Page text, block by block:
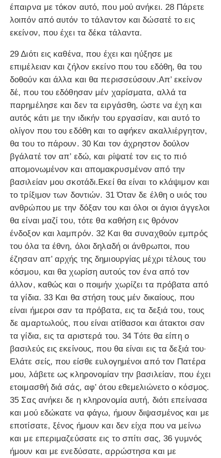
έπαιρνα με τόκον αυτό, που μού ανήκει. 28 Πάρετε
λοιπόν από αυτόν το τάλαντον και δώσατέ το εις
εκείνον, που έχει τα δέκα τάλαντα.
29 Διότι εις καθένα, που έχει και ηύξησε με
επιμέλειαν και ζήλον εκείνο που του εδόθη, θα του
δοθούν και άλλα και θα περισσεύσουν.Απ’ εκείνον
δέ, που του εδόθησαν μέν χαρίσματα, αλλά τα
παρημέλησε και δεν τα ειργάσθη, ώστε να έχη και
αυτός κάτι με την ιδικήν του εργασίαν, και αυτό το
ολίγον που του εδόθη και το αφήκεν ακαλλιέργητον,
θα του το πάρουν. 30 Και τον άχρηστον δούλον
βγάλατέ τον απ’ εδώ, και ρίψατέ τον εις το πιό
απομονωμένον και απομακρυσμένον από την
βασιλείαν μου σκοτάδι.Εκεί θα είναι το κλάψιμον και
το τρίξιμον των δοντιών. 31 Όταν δε έλθη ο υιός του
ανθρώπου με την δόξαν του και όλοι οι άγιοι άγγελοι
θα είναι μαζί του, τότε θα καθήση εις θρόνον
ένδοξον και λαμπρόν. 32 Και θα συναχθούν εμπρός
του όλα τα έθνη, όλοι δηλαδή οι άνθρωποι, που
έζησαν απ’ αρχής της δημιουργίας μέχρι τέλους του
κόσμου, και θα χωρίση αυτούς τον ένα από τον
άλλον, καθώς και ο ποιμήν χωρίζει τα πρόβατα από
τα γίδια. 33 Και θα στήση τους μέν δικαίους, που
είναι ήμεροι σαν τα πρόβατα, εις τα δεξιά του, τους
δε αμαρτωλούς, που είναι ατίθασοι και άτακτοι σαν
τα γίδια, εις τα αριστερά του. 34 Τότε θα είπη ο
βασιλεύς εις εκείνους, που θα είναι εις τα δεξιά του·
Ελάτε σείς, που είσθε ευλογημένοι από τον Πατέρα
μου, λάβετε ως κληρονομίαν την βασιλείαν, που έχει
ετοιμασθή διά σάς, αφ’ ότου εθεμελιώνετο ο κόσμος.
35 Σας ανήκει δε η κληρονομία αυτή, διότι επείνασα
και μού εδώκατε να φάγω, ήμουν διψασμένος και με
εποτίσατε, ξένος ήμουν και δεν είχα που να μείνω
και με επεριμαζεύσατε εις το σπίτι σας, 36 γυμνός
ήμουν και με ενεδύσατε, αρρώστησα και με